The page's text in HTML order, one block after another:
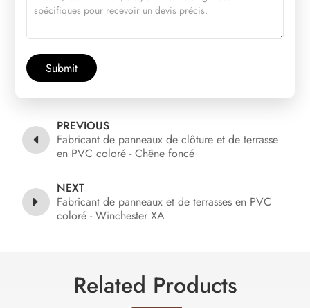
Submit
PREVIOUS
Fabricant de panneaux de clôture et de terrasse
en PVC coloré - Chêne foncé
NEXT
Fabricant de panneaux et de terrasses en PVC
coloré - Winchester XA
Related Products